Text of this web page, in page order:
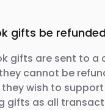
gifts be
gifts are sent to a
cannot be
they wish to
gifts as all